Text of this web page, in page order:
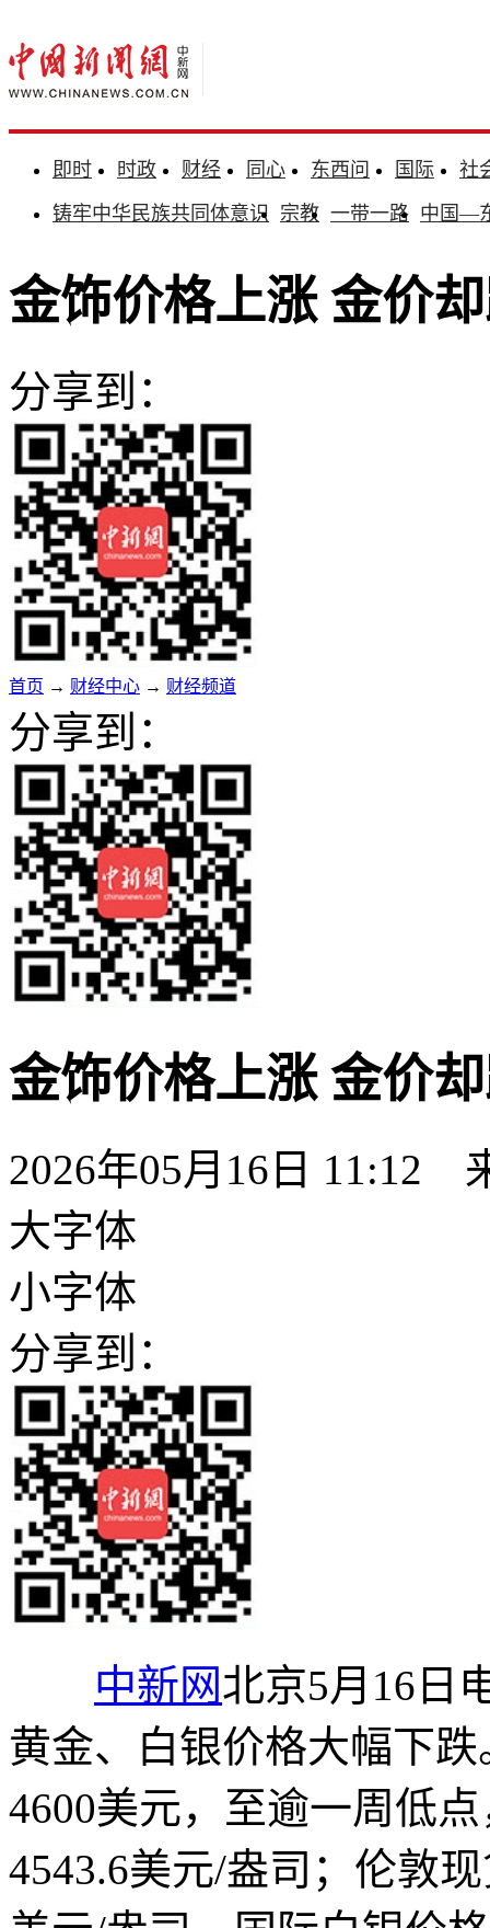
即时 时政 财经 同心 东西问 国际
社
铸牢中华民族共同体意识 宗教 一带一路 中国—
金饰价格上涨 金价
分享到：
首页 → 财经中心 → 财经频道
分享到：
金饰价格上涨 金价
2026年05月16日 11:12
大字体
小字体
分享到：
中新网北京5月16日
黄金、白银价格大幅下
4600美元，至逾一周低
4543.6美元/盎司；伦敦